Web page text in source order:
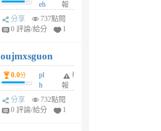
v
A
V
個
月
前
eh
ld
gy
個
月
前
報
分享
737點閱
0 評論/給分
1
oujmxsguon
0.0分
pl
h
wi
w
舉
報
分享
732點閱
0 評論/給分
1